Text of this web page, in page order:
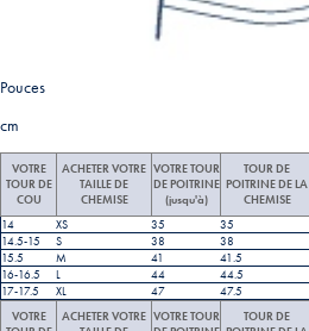
Pouces
cm
VOTRE
TOUR DE
COU
ACHETER VOTRE
TAILLE DE
CHEMISE
VOTRE TOUR
DE POITRINE
(jusqu'à)
TOUR DE
POITRINE DE LA
CHEMISE
14
XS 35 35
14.5-15
S 38 38
15.5
M 41 41.5
16-16.5
L 44 44.5
17-17.5
XL 47 47.5
VOTRE
ACHETER VOTRE VOTRE TOUR
TOUR DE